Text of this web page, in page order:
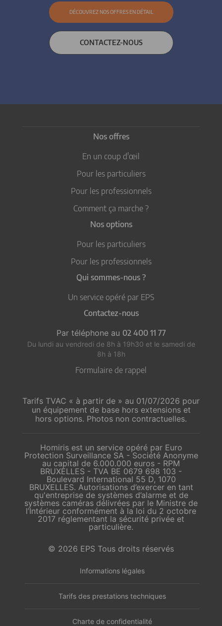
DÉCOUVREZ NOS OFFRES EN DÉTAIL
CONTACTEZ-NOUS
Nos offres
En un coup d'œil
Pour les particuliers
Pour les professionnels
Comment ça marche ?
Nos options
Pour les particuliers
Pour les professionnels
Qui sommes-nous ?
Un service opéré par EPS
Contactez-nous
Par téléphone au 02 400 11 77
Du lundi au vendredi de 8h à 19h30 et le samedi de
8h à 18h
Formulaire de rappel
Tarifs TVAC « à partir de » au 01/07/2026 pour
un équipement de base hors extensions et
hors options. Photos non contractuelles.
Homiris est un service opéré par Euro
Protection Surveillance SA - Société Anonyme
au capital de 6.000.000 euros - RPM
BRUXELLES - TVA BE 0679 698 103 -
Boulevard International 55 D, 1070
BRUXELLES. Autorisations d’exercer en tant
qu'entreprise de systèmes d’alarme et de
systèmes caméras délivrées par le Ministre de
l’Intérieur conformément à la loi du 2 octobre
2017 réglementant la sécurité privée et
particulière.
© 2026 EPS Tous droits réservés
Informations légales
Tarifs des prestations techniques
Charte de confidentialité